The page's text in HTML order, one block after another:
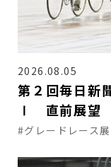
2026.08.05
第２回毎日新
Ⅰ 直前展望
#グレードレース